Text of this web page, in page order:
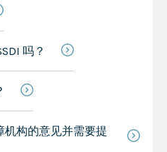
吗？
机构的意见并需要提